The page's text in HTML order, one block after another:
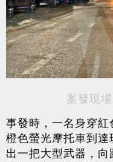
案發現
事發時，一名身穿
橙色螢光摩托車到
出一把大型武器，